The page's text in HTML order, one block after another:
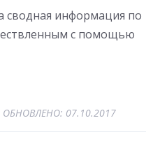
сводная информация по
с помощью
ОБНОВЛЕНО: 07.10.2017